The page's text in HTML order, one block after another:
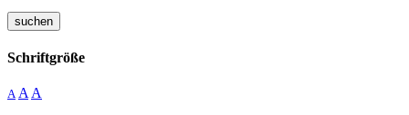
suchen
Schriftgröße
A A A